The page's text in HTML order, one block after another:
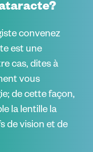
convenez
est une
cas, dites à
vous
de cette façon,
la lentille la
de vision et de